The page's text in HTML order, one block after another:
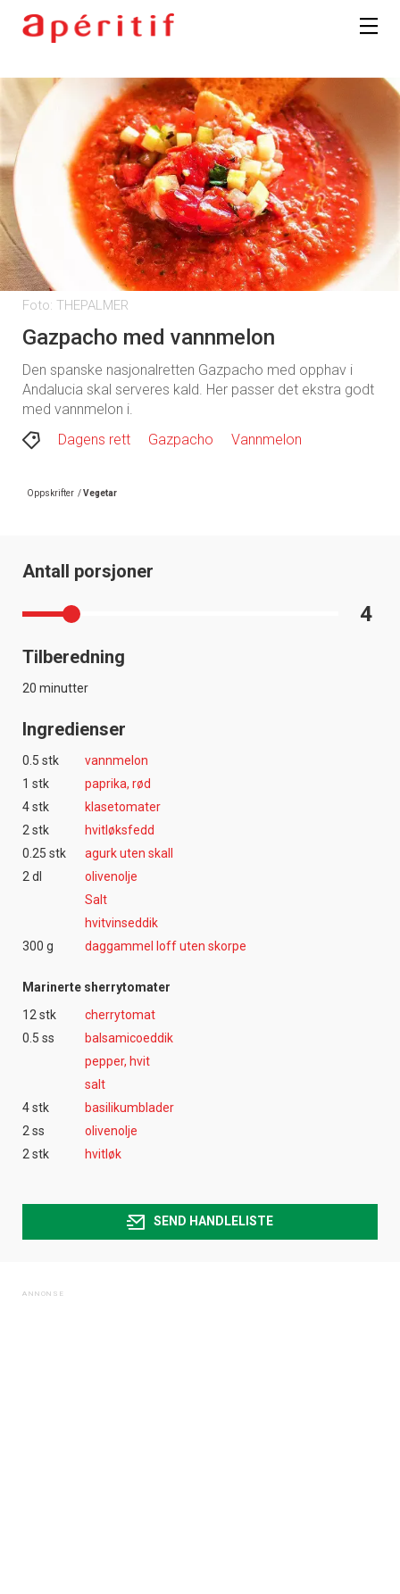
Foto: THEPALMER
Gazpacho med vannmelon
Den spanske nasjonalretten Gazpacho med opphav i
Andalucia skal serveres kald. Her passer det ekstra godt
med vannmelon i.
Dagens rett
Gazpacho Vannmelon
Oppskrifter /Vegetar
Antall porsjoner
4
Tilberedning
20 minutter
Ingredienser
0.5 stk
vannmelon
1 stk
paprika, rød
4 stk
klasetomater
2 stk
hvitløksfedd
0.25 stk
agurk uten skall
2 dl
olivenolje
Salt
hvitvinseddik
300 g
daggammel loff uten skorpe
Marinerte sherrytomater
12 stk
cherrytomat
0.5 ss
balsamicoeddik
pepper, hvit
salt
4 stk
basilikumblader
2 ss
olivenolje
2 stk
hvitløk
SEND HANDLELISTE